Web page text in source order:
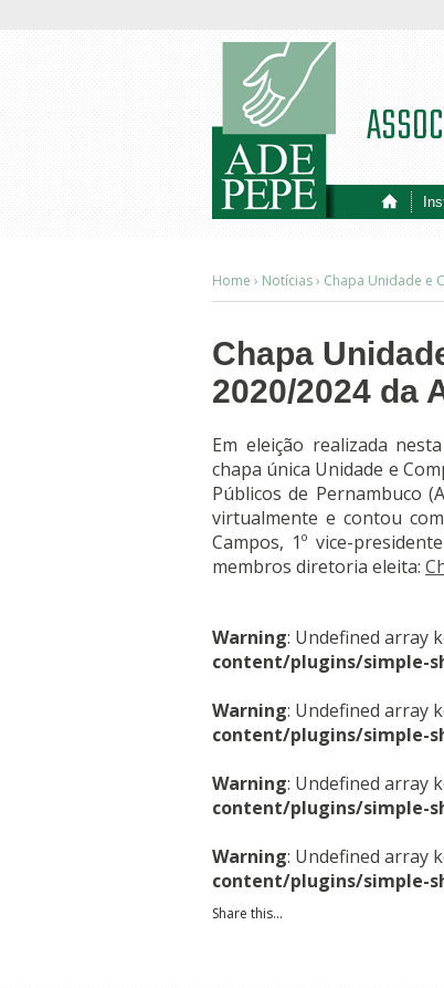
Home › Notícias› Chapa Unidade e
Chapa
2020/2024 da
Em eleição realizada
chapa única Unidade e
Públicos de Pernambuco
virtualmente e contou
Campos, 1º vice-
membros diretoria eleita:
Warning: Undefined array
content/plugins/simple-
Warning: Undefined array
content/plugins/simple-
Warning: Undefined array
content/plugins/simple-
Warning: Undefined array
content/plugins/simple-
Share this...